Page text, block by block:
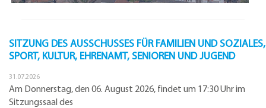
SITZUNG DES AUSSCHUSSES FÜR FAMILIEN UND SOZIALES,
SPORT, KULTUR, EHRENAMT, SENIOREN UND JUGEND
31.07.2026
Am Donnerstag, den 06. August 2026, findet um 17:30 Uhr im
Sitzungssaal des